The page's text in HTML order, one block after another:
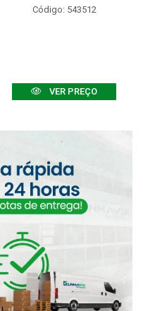
Código: 543512
VER PREÇO